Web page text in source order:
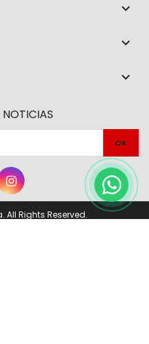



All Rights Reserved.